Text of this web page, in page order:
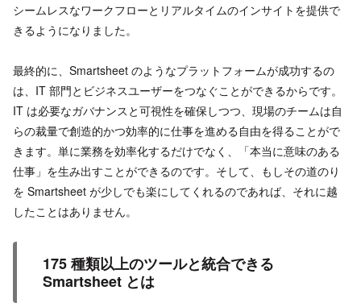
シームレスなワークフローとリアルタイムのインサイトを提供で
きるようになりました。
最終的に、Smartsheet のようなプラットフォームが成功するの
は、IT 部門とビジネスユーザーをつなぐことができるからです。
IT は必要なガバナンスと可視性を確保しつつ、現場のチームは自
らの裁量で創造的かつ効率的に仕事を進める自由を得ることがで
きます。単に業務を効率化するだけでなく、「本当に意味のある
仕事」を生み出すことができるのです。そして、もしその道のり
を Smartsheet が少しでも楽にしてくれるのであれば、それに越
したことはありません。
175 種類以上のツールと統合できる
Smartsheet とは